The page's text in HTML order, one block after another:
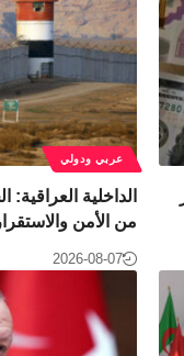
عربي ودولي
الداخلية
من الأمن والاستقرار
2026-08-07